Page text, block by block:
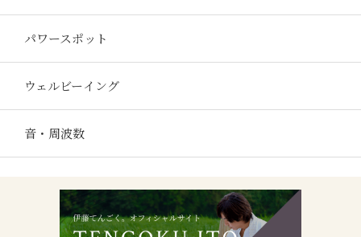
パワースポット
ウェルビーイング
音・周波数